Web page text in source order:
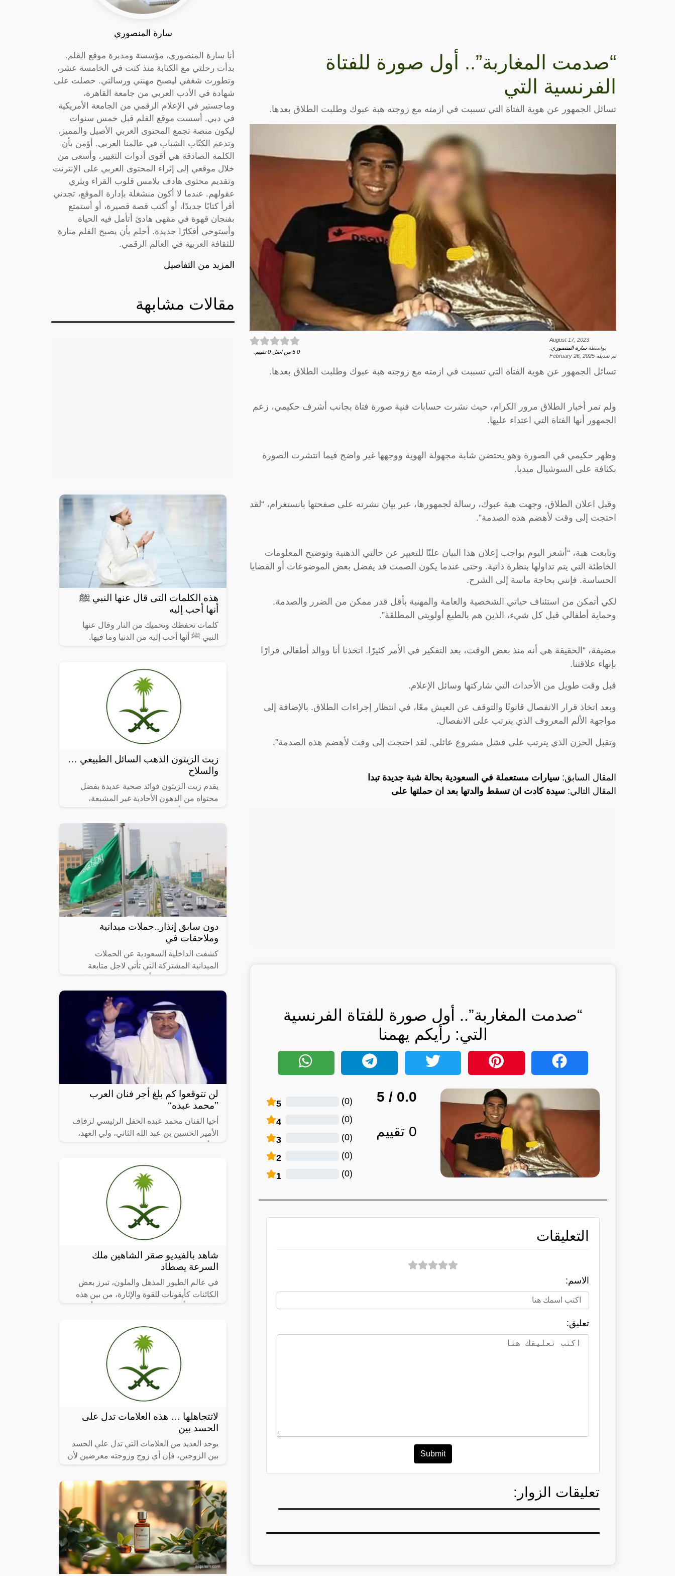
“صدمت المغاربة”.. أول صورة للفتاة
الفرنسية التي
تسائل الجمهور عن هوية الفتاة التي تسببت في ازمته مع زوجته هبة عبوك وطلبت الطلاق بعدها.
August 17, 2023
بواسطةسارة المنصوري
تم تعديله February 26, 2025
0
5 من اصل 0 تقييم.
تسائل الجمهور عن هوية الفتاة التي تسببت في ازمته مع زوجته هبة عبوك وطلبت الطلاق بعدها.
ولم تمر أخبار الطلاق مرور الكرام، حيث نشرت حسابات فنية صورة فتاة بجانب أشرف حكيمي، زعم
الجمهور أنها الفتاة التي اعتداء عليها.
وظهر حكيمي في الصورة وهو يحتضن شابة مجهولة الهوية ووجهها غير واضح فيما انتشرت الصورة
بكثافة على السوشيال ميديا.
وقبل اعلان الطلاق، وجهت هبة عبوك، رسالة لجمهورها، عبر بيان نشرته على صفحتها بانستغرام، “لقد
احتجت إلى وقت لأهضم هذه الصدمة”.
وتابعت هبة، “أشعر اليوم بواجب إعلان هذا البيان علنًا للتعبير عن حالتي الذهنية وتوضيح المعلومات
الخاطئة التي يتم تداولها بنظرة ذاتية. وحتى عندما يكون الصمت قد يفضل بعض الموضوعات أو القضايا
الحساسة. فإنني بحاجة ماسة إلى الشرح.
لكي أتمكن من استئناف حياتي الشخصية والعامة والمهنية بأقل قدر ممكن من الضرر والصدمة.
وحماية أطفالي قبل كل شيء، الذين هم بالطبع أولويتي المطلقة”.
مضيفة، “الحقيقة هي أنه منذ بعض الوقت، بعد التفكير في الأمر كثيرًا. اتخذنا أنا ووالد أطفالي قرارًا
بإنهاء علاقتنا.
قبل وقت طويل من الأحداث التي شاركتها وسائل الإعلام.
وبعد اتخاذ قرار الانفصال قانونًا والتوقف عن العيش معًا، في انتظار إجراءات الطلاق. بالإضافة إلى
مواجهة الألم المعروف الذي يترتب على الانفصال.
وتقبل الحزن الذي يترتب على فشل مشروع عائلي. لقد احتجت إلى وقت لأهضم هذه الصدمة”.
المقال السابق: سيارات مستعملة في السعودية بحالة شبة جديدة تبدا
المقال التالي: سيدة كادت ان تسقط والدتها بعد ان حملتها على
“صدمت المغاربة”.. أول صورة للفتاة الفرنسية
التي: رأيكم يهمنا
0.0
/ 5
0 تقييم
5 (
0
)
4 (
0
)
3 (
0
)
2 (
0
)
1 (
0
)
التعليقات
الاسم:
تعلبق:
Submit
تعليقات الزوار:
سارة المنصوري
أنا سارة المنصوري، مؤسسة ومديرة موقع القلم.
بدأت رحلتي مع الكتابة منذ كنت في الخامسة عشر،
وتطورت شغفي ليصبح مهنتي ورسالتي. حصلت على
شهادة في الأدب العربي من جامعة القاهرة،
وماجستير في الإعلام الرقمي من الجامعة الأمريكية
في دبي. أسست موقع القلم قبل خمس سنوات
ليكون منصة تجمع المحتوى العربي الأصيل والمميز،
وتدعم الكتّاب الشباب في عالمنا العربي. أؤمن بأن
الكلمة الصادقة هي أقوى أدوات التغيير، وأسعى من
خلال موقعي إلى إثراء المحتوى العربي على الإنترنت
وتقديم محتوى هادف يلامس قلوب القراء ويثري
عقولهم. عندما لا أكون منشغلة بإدارة الموقع، تجدني
أقرأ كتابًا جديدًا، أو أكتب قصة قصيرة، أو أستمتع
بفنجان قهوة في مقهى هادئ أتأمل فيه الحياة
وأستوحي أفكارًا جديدة. أحلم بأن يصبح القلم منارة
للثقافة العربية في العالم الرقمي.
المزيد من التفاصيل
مقالات مشابهة
هذه الكلمات التى قال عنها النبي ﷺ
أنها أحب إليه
كلمات تحفظك وتحميك من النار وقال عنها
النبي ﷺ أنها أحب إليه من الدنيا وما فيها.
زيت الزيتون الذهب السائل الطبيعي …
والسلاح
يقدم زيت الزيتون فوائد صحية عديدة بفضل
محتواه من الدهون الأحادية غير المشبعة،
القراءة للتعرف على فوائد زيت الزيتون.
دون سابق إنذار..حملات ميدانية
وملاحقات في
كشفت الداخلية السعودية عن الحملات
الميدانية المشتركة التي تأتي لاجل متابعة
وأمن الحدود، حيث تمت في مدن المملكة
لن تتوقعوا كم بلغ أجر فنان العرب
’’محمد عبده‘‘
أحيا الفنان محمد عبده الحفل الرئيسي لزفاف
الأمير الحسين بن عبد الله الثاني، ولي العهد،
شاهد بالفيديو صقر الشاهين ملك
السرعة يصطاد
في عالم الطيور المذهل والملون، تبرز بعض
الكائنات كأيقونات للقوة والإثارة، من بين هذه
لاتتجاهلها … هذه العلامات تدل على
الحسد بين
يوجد العديد من العلامات التي تدل علي الحسد
بين الزوجين، فإن أي زوج وزوجته معرضين لأن
كان لدي الزوج والزوجة أي ابناء،